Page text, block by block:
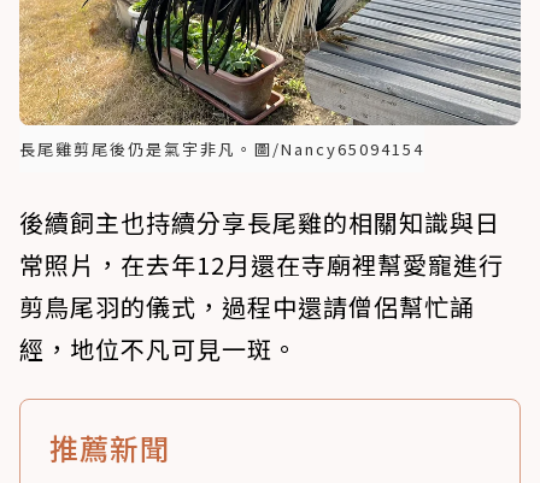
長尾雞剪尾後仍是氣宇非凡。圖/Nancy65094154
後續飼主也持續分享長尾雞的相關知識與日
常照片，在去年12月還在寺廟裡幫愛寵進行
剪鳥尾羽的儀式，過程中還請僧侶幫忙誦
經，地位不凡可見一斑。
推薦新聞